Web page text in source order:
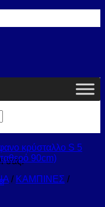
σας.
/ ΚΑΜΠΙΝΕΣ /